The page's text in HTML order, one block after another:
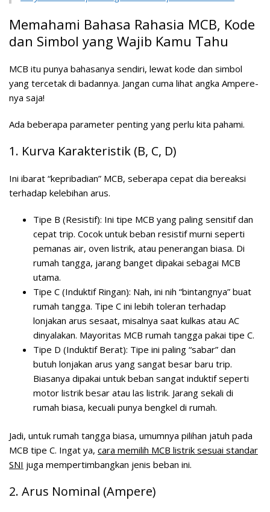
Memahami Bahasa Rahasia MCB, Kode
dan Simbol yang Wajib Kamu Tahu
MCB itu punya bahasanya sendiri, lewat kode dan simbol
yang tercetak di badannya. Jangan cuma lihat angka Ampere-
nya saja!
Ada beberapa parameter penting yang perlu kita pahami.
1. Kurva Karakteristik (B, C, D)
Ini ibarat “kepribadian” MCB, seberapa cepat dia bereaksi
terhadap kelebihan arus.
Tipe B (Resistif): Ini tipe MCB yang paling sensitif dan
cepat trip. Cocok untuk beban resistif murni seperti
pemanas air, oven listrik, atau penerangan biasa. Di
rumah tangga, jarang banget dipakai sebagai MCB
utama.
Tipe C (Induktif Ringan): Nah, ini nih “bintangnya” buat
rumah tangga. Tipe C ini lebih toleran terhadap
lonjakan arus sesaat, misalnya saat kulkas atau AC
dinyalakan. Mayoritas MCB rumah tangga pakai tipe C.
Tipe D (Induktif Berat): Tipe ini paling “sabar” dan
butuh lonjakan arus yang sangat besar baru trip.
Biasanya dipakai untuk beban sangat induktif seperti
motor listrik besar atau las listrik. Jarang sekali di
rumah biasa, kecuali punya bengkel di rumah.
Jadi, untuk rumah tangga biasa, umumnya pilihan jatuh pada
MCB tipe C. Ingat ya, cara memilih MCB listrik sesuai standar
SNI juga mempertimbangkan jenis beban ini.
2. Arus Nominal (Ampere)